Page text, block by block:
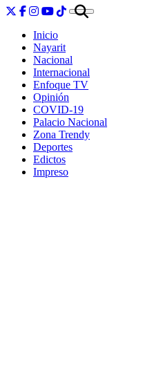
Inicio
Nayarit
Nacional
Internacional
Enfoque TV
Opinión
COVID-19
Palacio Nacional
Zona Trendy
Deportes
Edictos
Impreso